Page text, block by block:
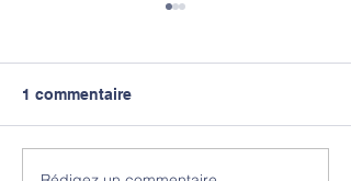
1 commentaire